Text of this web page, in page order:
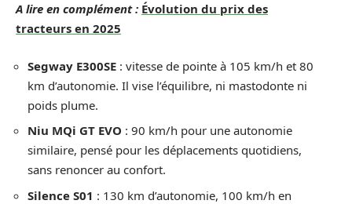
A lire en complément : Évolution du prix des
tracteurs en 2025
Segway E300SE : vitesse de pointe à 105 km/h et 80
km d’autonomie. Il vise l’équilibre, ni mastodonte ni
poids plume.
Niu MQi GT EVO : 90 km/h pour une autonomie
similaire, pensé pour les déplacements quotidiens,
sans renoncer au confort.
Silence S01 : 130 km d’autonomie, 100 km/h en